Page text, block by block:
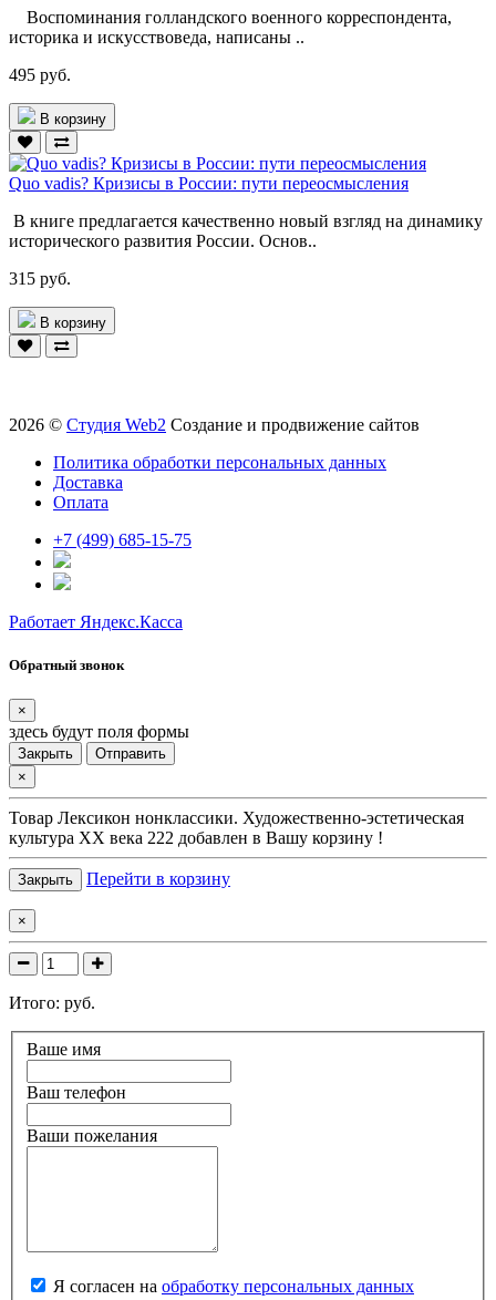
Воспоминания голландского военного корреспондента,
историка и искусствоведа, написаны ..
495 руб.
В корзину
Quo vadis? Кризисы в России: пути переосмысления
В книге предлагается качественно новый взгляд на динамику
исторического развития России. Основ..
315 руб.
В корзину
2026 © Студия Web2 Создание и продвижение сайтов
Политика обработки персональных данных
Доставка
Оплата
+7 (499) 685-15-75
Работает Яндекс.Касса
Обратный звонок
×
здесь будут поля формы
Закрыть
Отправить
×
Товар Лексикон нонклассики. Художественно-эстетическая
культура XX века 222 добавлен в Вашу корзину !
Закрыть Перейти в корзину
×
Итого: руб.
Ваше имя
Ваш телефон
Ваши пожелания
Я согласен на обработку персональных данных